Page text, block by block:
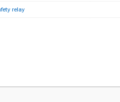
relay